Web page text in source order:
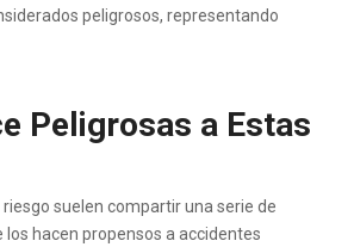
peligrosos, representando
Peligrosas a Estas
suelen compartir una serie de
hacen propensos a accidentes